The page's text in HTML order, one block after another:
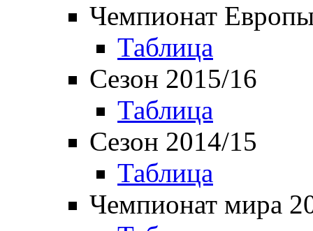
Чемпионат
Таблица
Сезон 2015/16
Таблица
Сезон 2014/15
Таблица
Чемпионат мира